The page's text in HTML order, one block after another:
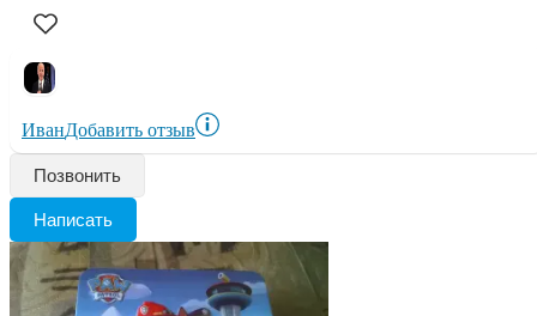
ИванДобавить отзыв
Позвонить
Написать